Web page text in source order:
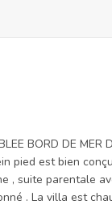
BORD DE
pied est bien
, suite parentale
. La villa est